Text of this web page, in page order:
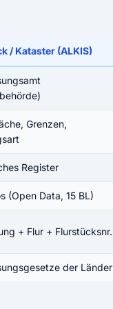
/ Kataster (ALKIS)
Grenzen,
Register
(Open Data, 15 BL)
+ Flur + Flurstücksnr.
der Länder